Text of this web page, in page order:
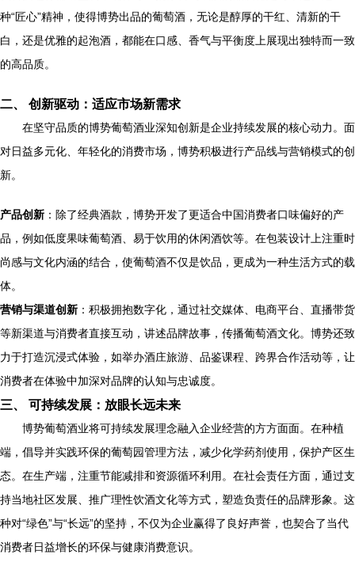
种“匠心”精神，使得博势出品的葡萄酒，无论是醇厚的干红、清新的干
白，还是优雅的起泡酒，都能在口感、香气与平衡度上展现出独特而一致
的高品质。
二、 创新驱动：适应市场新需求
在坚守品质的博势葡萄酒业深知创新是企业持续发展的核心动力。面
对日益多元化、年轻化的消费市场，博势积极进行产品线与营销模式的创
新。
产品创新 ：除了经典酒款，博势开发了更适合中国消费者口味偏好的产
品，例如低度果味葡萄酒、易于饮用的休闲酒饮等。在包装设计上注重时
尚感与文化内涵的结合，使葡萄酒不仅是饮品，更成为一种生活方式的载
体。
营销与渠道创新 ：积极拥抱数字化，通过社交媒体、电商平台、直播带货
等新渠道与消费者直接互动，讲述品牌故事，传播葡萄酒文化。博势还致
力于打造沉浸式体验，如举办酒庄旅游、品鉴课程、跨界合作活动等，让
消费者在体验中加深对品牌的认知与忠诚度。
三、 可持续发展：放眼长远未来
博势葡萄酒业将可持续发展理念融入企业经营的方方面面。在种植
端，倡导并实践环保的葡萄园管理方法，减少化学药剂使用，保护产区生
态。在生产端，注重节能减排和资源循环利用。在社会责任方面，通过支
持当地社区发展、推广理性饮酒文化等方式，塑造负责任的品牌形象。这
种对“绿色”与“长远”的坚持，不仅为企业赢得了良好声誉，也契合了当代
消费者日益增长的环保与健康消费意识。